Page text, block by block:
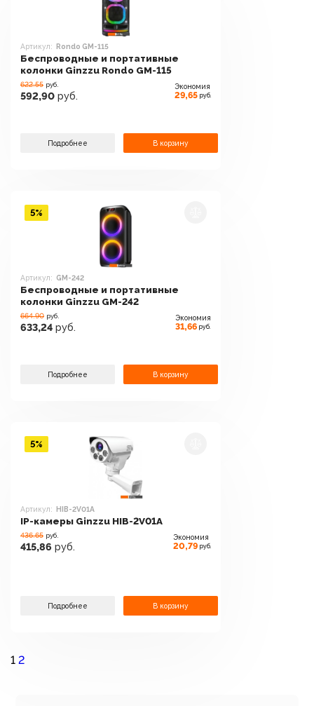
Артикул: Rondo GM-115
Беспроводные и портативные
колонки Ginzzu Rondo GM-115
622.55 руб.
592,90 руб.
Экономия
29,65 руб.
Подробнее В корзину
Артикул: GM-242
Беспроводные и портативные
колонки Ginzzu GM-242
664.90 руб.
633,24 руб.
Экономия
31,66 руб.
Подробнее В корзину
5%
Артикул: HIB-2V01A
IP-камеры Ginzzu HIB-2V01A
436.65 руб.
415,86 руб.
Экономия
20,79 руб.
Подробнее В корзину
5%
1 2